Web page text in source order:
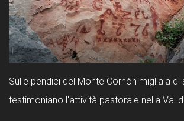
Sulle pendici del Monte Cornòn migliaia di
testimoniano l'attività pastorale nella Val